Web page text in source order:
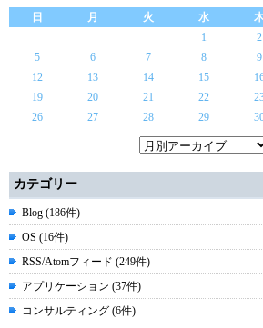
日
月 火 水
1
2
5
6 7 8 9
12
13 14 15
19
20 21 22
26
27 28 29
カテゴリー
Blog (186件)
OS (16件)
RSS/Atomフィード (249件)
アプリケーション (37件)
コンサルティング (6件)